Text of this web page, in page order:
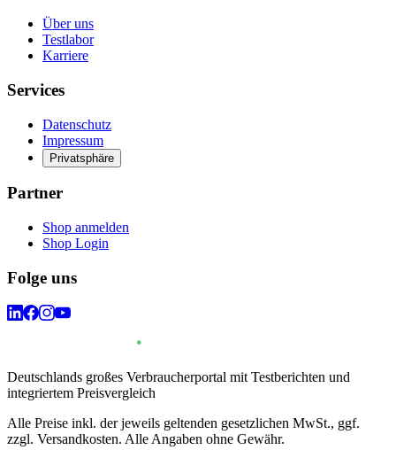
Über uns
Testlabor
Karriere
Services
Datenschutz
Impressum
Privatsphäre
Partner
Shop anmelden
Shop Login
Folge uns
Deutschlands großes Verbraucherportal mit Testberichten und
integriertem Preisvergleich
Alle Preise inkl. der jeweils geltenden gesetzlichen MwSt., ggf.
zzgl. Versandkosten. Alle Angaben ohne Gewähr.